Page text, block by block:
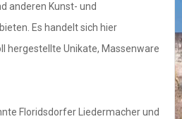
anderen Kunst- und
Es handelt sich hier
hergestellte Unikate, Massenware
Floridsdorfer Liedermacher und